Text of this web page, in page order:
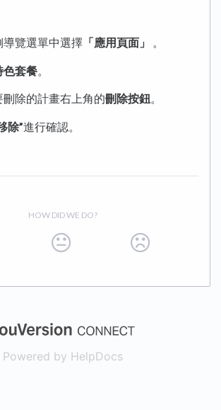
導覽選單中選擇 「應用頁面」 。
色套餐。
刪除的計畫右上角的刪除按鈕。
除”進行確認。
HOW DID WE DO?
(opens in a
Powered by HelpDocs